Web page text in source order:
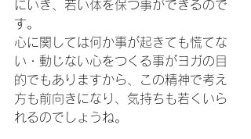
にいき、若い体を保つ事ができるので
す。
心に関しては何か事が起きても慌てな
い・動じない心をつくる事がヨガの目
的でもありますから、この精神で考え
方も前向きになり、気持ちも若くいら
れるのでしょうね。